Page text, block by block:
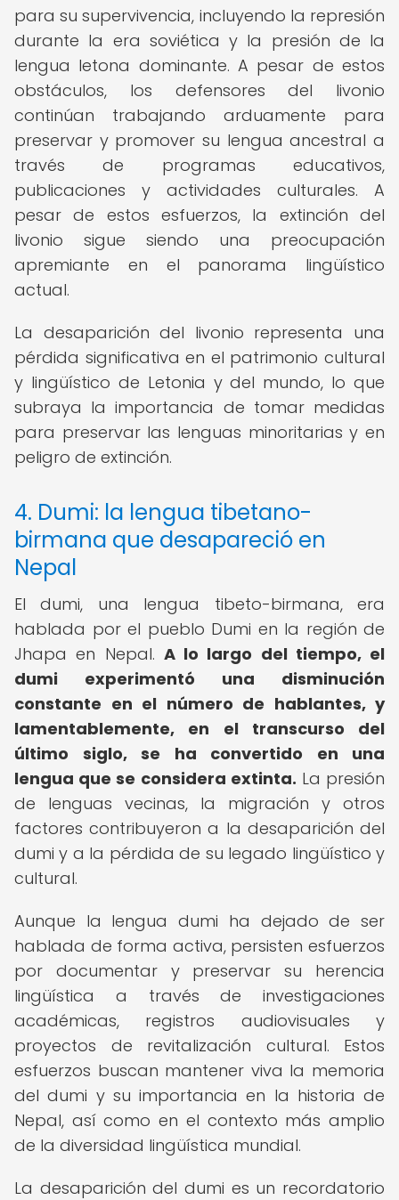
para su supervivencia, incluyendo la represión
durante la era soviética y la presión de la
lengua letona dominante. A pesar de estos
obstáculos, los defensores del livonio
continúan trabajando arduamente para
preservar y promover su lengua ancestral a
través de programas educativos,
publicaciones y actividades culturales. A
pesar de estos esfuerzos, la extinción del
livonio sigue siendo una preocupación
apremiante en el panorama lingüístico
actual.
La desaparición del livonio representa una
pérdida significativa en el patrimonio cultural
y lingüístico de Letonia y del mundo, lo que
subraya la importancia de tomar medidas
para preservar las lenguas minoritarias y en
peligro de extinción.
4. Dumi: la lengua tibetano-
birmana que desapareció en
Nepal
El dumi, una lengua tibeto-birmana, era
hablada por el pueblo Dumi en la región de
Jhapa en Nepal. A lo largo del tiempo, el
dumi experimentó una disminución
constante en el número de hablantes, y
lamentablemente, en el transcurso del
último siglo, se ha convertido en una
lengua que se considera extinta. La presión
de lenguas vecinas, la migración y otros
factores contribuyeron a la desaparición del
dumi y a la pérdida de su legado lingüístico y
cultural.
Aunque la lengua dumi ha dejado de ser
hablada de forma activa, persisten esfuerzos
por documentar y preservar su herencia
lingüística a través de investigaciones
académicas, registros audiovisuales y
proyectos de revitalización cultural. Estos
esfuerzos buscan mantener viva la memoria
del dumi y su importancia en la historia de
Nepal, así como en el contexto más amplio
de la diversidad lingüística mundial.
La desaparición del dumi es un recordatorio